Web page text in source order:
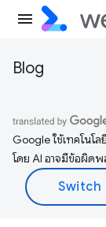
Blog
Google ใช้เทคโนโ
โดย AI อาจมีข้อผิดพ